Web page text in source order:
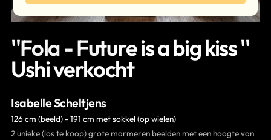
Inkoop
Eventlocatie
Nieuws & agenda
Contact
''Fola - Future is a big kiss ''
Ushi verkocht
Isabelle Scheltjens
126 cm (beeld) - 191 cm met sokkel (op wielen)
2 unieke (los te koop) grote marmeren beelden met een hoogte van
in